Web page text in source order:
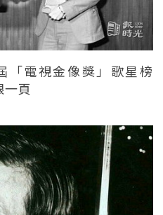
「電視金像獎」歌星榜
頁